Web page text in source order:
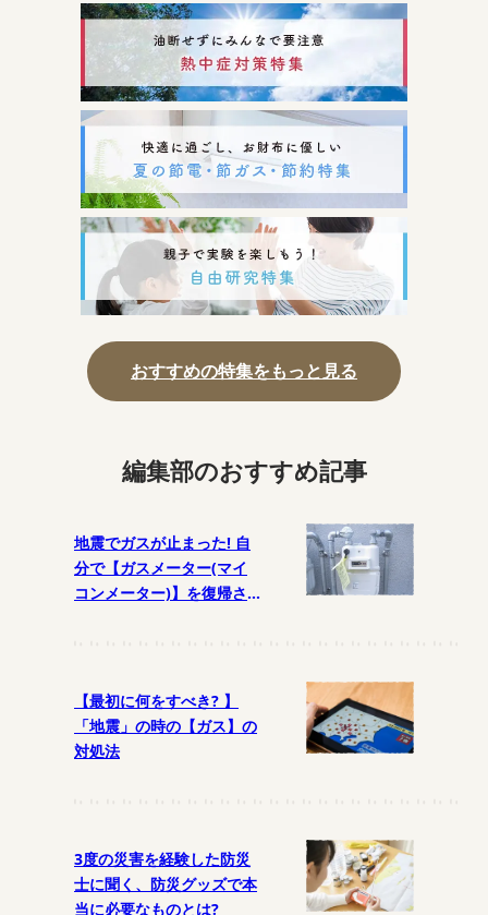
おすすめの特集をもっと見る
編集部のおすすめ記事
地震でガスが止まった! 自
分で【ガスメーター(マイ
コンメーター)】を復帰さ
【最初に何をすべき? 】
「地震」の時の【ガス】の
対処法
3度の災害を経験した防災
士に聞く、防災グッズで本
当に必要なものとは?